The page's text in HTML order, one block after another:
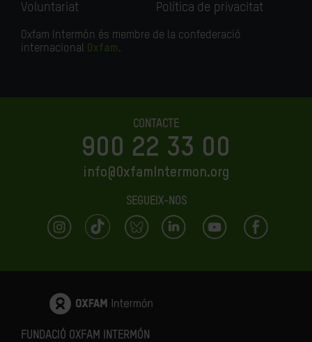
Voluntariat
Política de privacitat
Oxfam Intermón és membre de la confederació
internacional Oxfam.
CONTACTE
900 22 33 00
info@OxfamIntermon.org
SEGUEIX-NOS
FUNDACIÓ OXFAM INTERMÓN